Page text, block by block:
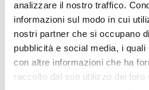
analizzare il nostro traffico.
informazioni sul modo in cui
nostri partner che si occupano
pubblicità e social media, i
con altre informazioni che ha
raccolto dal suo utilizzo dei loro
Dimensione
Cavo elettrico: 2m nero
Potenza e attacco
LED 24V - 16,8W - 1821lm -
CRI>90